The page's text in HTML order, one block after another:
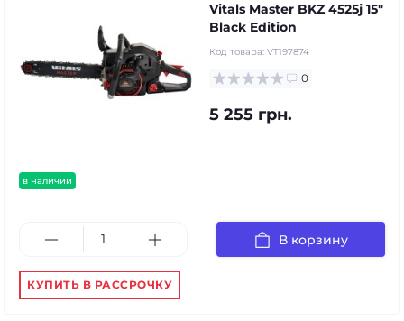
в наличии
Vitals Master BKZ 4525j 15"
Black Edition
Код товара: VT197874
0
5 255 грн.
В корзину
КУПИТЬ В РАССРОЧКУ